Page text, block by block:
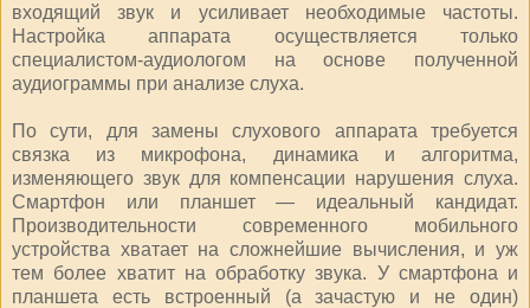
входящий звук и усиливает необходимые частоты.
Настройка аппарата осуществляется только
специалистом-аудиологом на основе полученной
аудиограммы при анализе слуха.
По сути, для замены слухового аппарата требуется
связка из микрофона, динамика и алгоритма,
изменяющего звук для компенсации нарушения слуха.
Смартфон или планшет — идеальный кандидат.
Производительности современного мобильного
устройства хватает на сложнейшие вычисления, и уж
тем более хватит на обработку звука. У смартфона и
планшета есть встроенный (а зачастую и не один)